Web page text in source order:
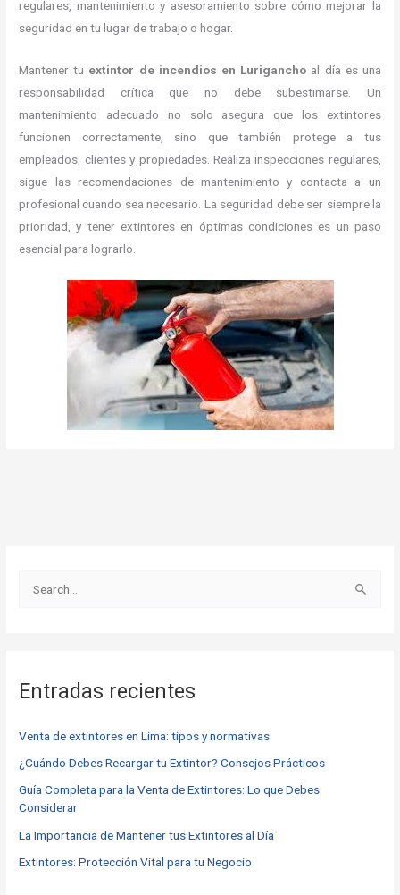
regulares, mantenimiento y asesoramiento sobre cómo mejorar la
seguridad en tu lugar de trabajo o hogar.
Mantener tu extintor de incendios en Lurigancho al día es una
responsabilidad crítica que no debe subestimarse. Un
mantenimiento adecuado no solo asegura que los extintores
funcionen correctamente, sino que también protege a tus
empleados, clientes y propiedades. Realiza inspecciones regulares,
sigue las recomendaciones de mantenimiento y contacta a un
profesional cuando sea necesario. La seguridad debe ser siempre la
prioridad, y tener extintores en óptimas condiciones es un paso
esencial para lograrlo.
a
p
o
r
:
Entradas recientes
Venta de extintores en Lima: tipos y normativas
¿Cuándo Debes Recargar tu Extintor? Consejos Prácticos
Guía Completa para la Venta de Extintores: Lo que Debes
Considerar
La Importancia de Mantener tus Extintores al Día
Extintores: Protección Vital para tu Negocio